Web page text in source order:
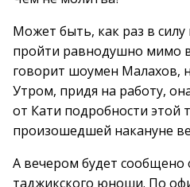
Может быть, как раз в
пройти равнодушно мимо
говорит шоумен Малахов,
Утром, придя на работу,
от Кати подробности этой
произошедшей накануне
А вечером будет сообщено
таджикского юноши. По